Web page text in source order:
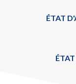
ÉTAT